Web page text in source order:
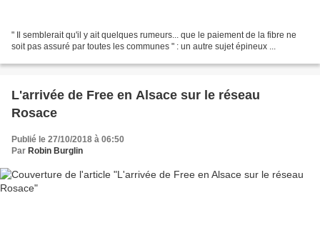
" Il semblerait qu'il y ait quelques rumeurs... que le paiement de la fibre ne
soit pas assuré par toutes les communes " : un autre sujet épineux ...
L'arrivée de Free en Alsace sur le réseau
Rosace
Publié le 27/10/2018 à 06:50
Par Robin Burglin